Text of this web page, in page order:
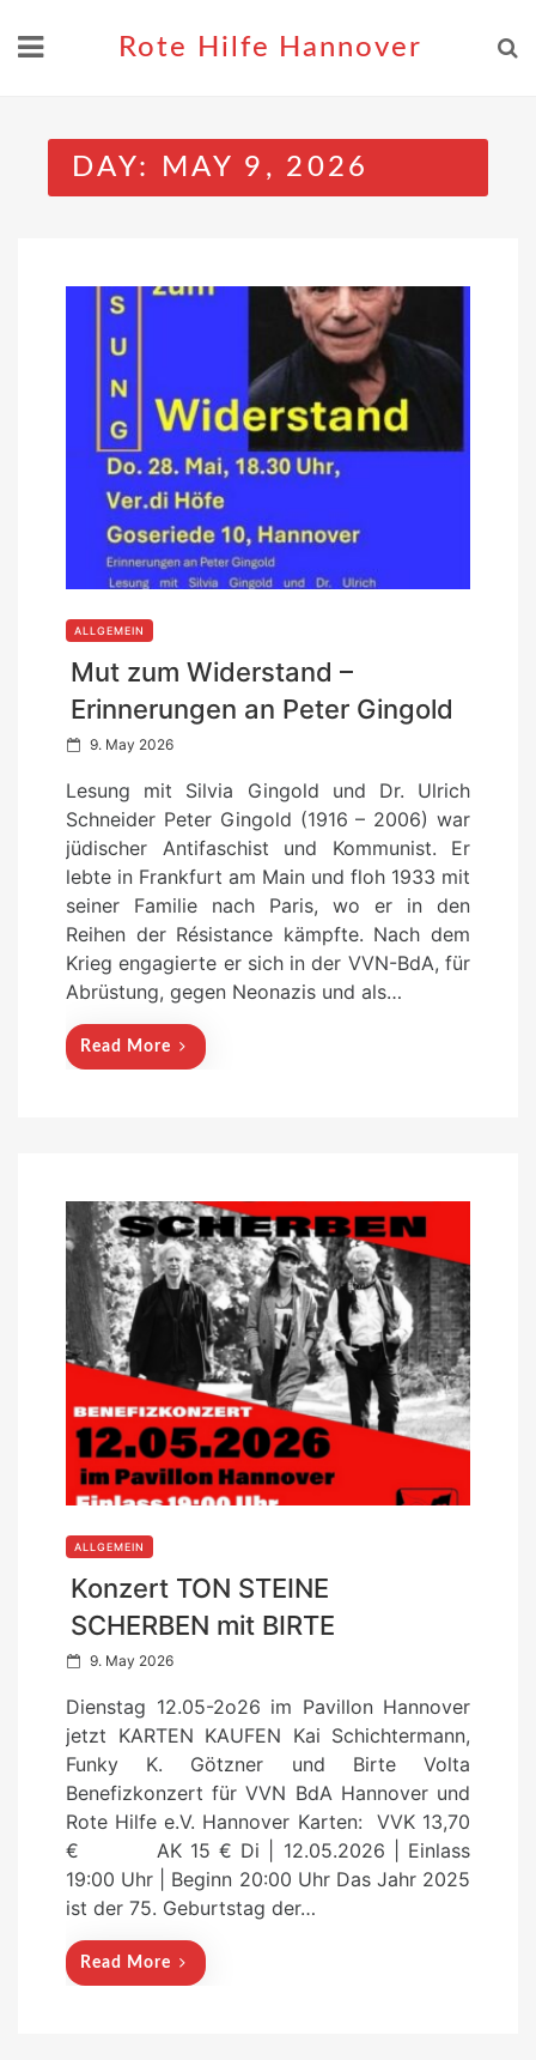
Rote Hilfe Hannover
DAY: MAY 9, 2026
ALLGEMEIN
Mut zum Widerstand –
Erinnerungen an Peter Gingold
P
s
t
e
d
o
n
9. May 2026
Lesung mit Silvia Gingold und Dr. Ulrich
Schneider Peter Gingold (1916 – 2006) war
jüdischer Antifaschist und Kommunist. Er
lebte in Frankfurt am Main und floh 1933 mit
seiner Familie nach Paris, wo er in den
Reihen der Résistance kämpfte. Nach dem
Krieg engagierte er sich in der VVN-BdA, für
Abrüstung, gegen Neonazis und als…
Read More
ALLGEMEIN
Konzert TON STEINE
SCHERBEN mit BIRTE
P
s
t
e
d
o
9. May 2026
Dienstag 12.05-2o26 im Pavillon Hannover
jetzt KARTEN KAUFEN Kai Schichtermann,
Funky K. Götzner und Birte Volta
Benefizkonzert für VVN BdA Hannover und
Rote Hilfe e.V. Hannover Karten: VVK 13,70
€ AK 15 € Di | 12.05.2026 | Einlass
19:00 Uhr | Beginn 20:00 Uhr Das Jahr 2025
ist der 75. Geburtstag der…
Read More